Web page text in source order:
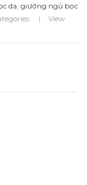
da, giường ngủ bọc
|
View